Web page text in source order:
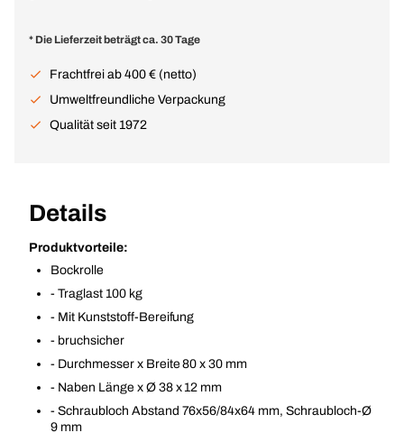
* Die Lieferzeit beträgt ca. 30 Tage
Frachtfrei ab 400 € (netto)
Umweltfreundliche Verpackung
Qualität seit 1972
Details
Produktvorteile:
Bockrolle
- Traglast 100 kg
- Mit Kunststoff-Bereifung
- bruchsicher
- Durchmesser x Breite 80 x 30 mm
- Naben Länge x Ø 38 x 12 mm
- Schraubloch Abstand 76x56/84x64 mm, Schraubloch-Ø
9 mm